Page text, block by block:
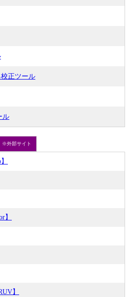
正ツール
ル
※外部サイト
】
】